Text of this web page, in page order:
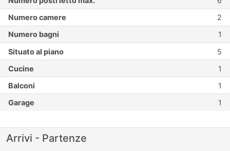
Numero camere
2
Numero bagni
1
Situato al piano
5
Cucine
1
Balconi
1
Garage
1
Arrivi - Partenze